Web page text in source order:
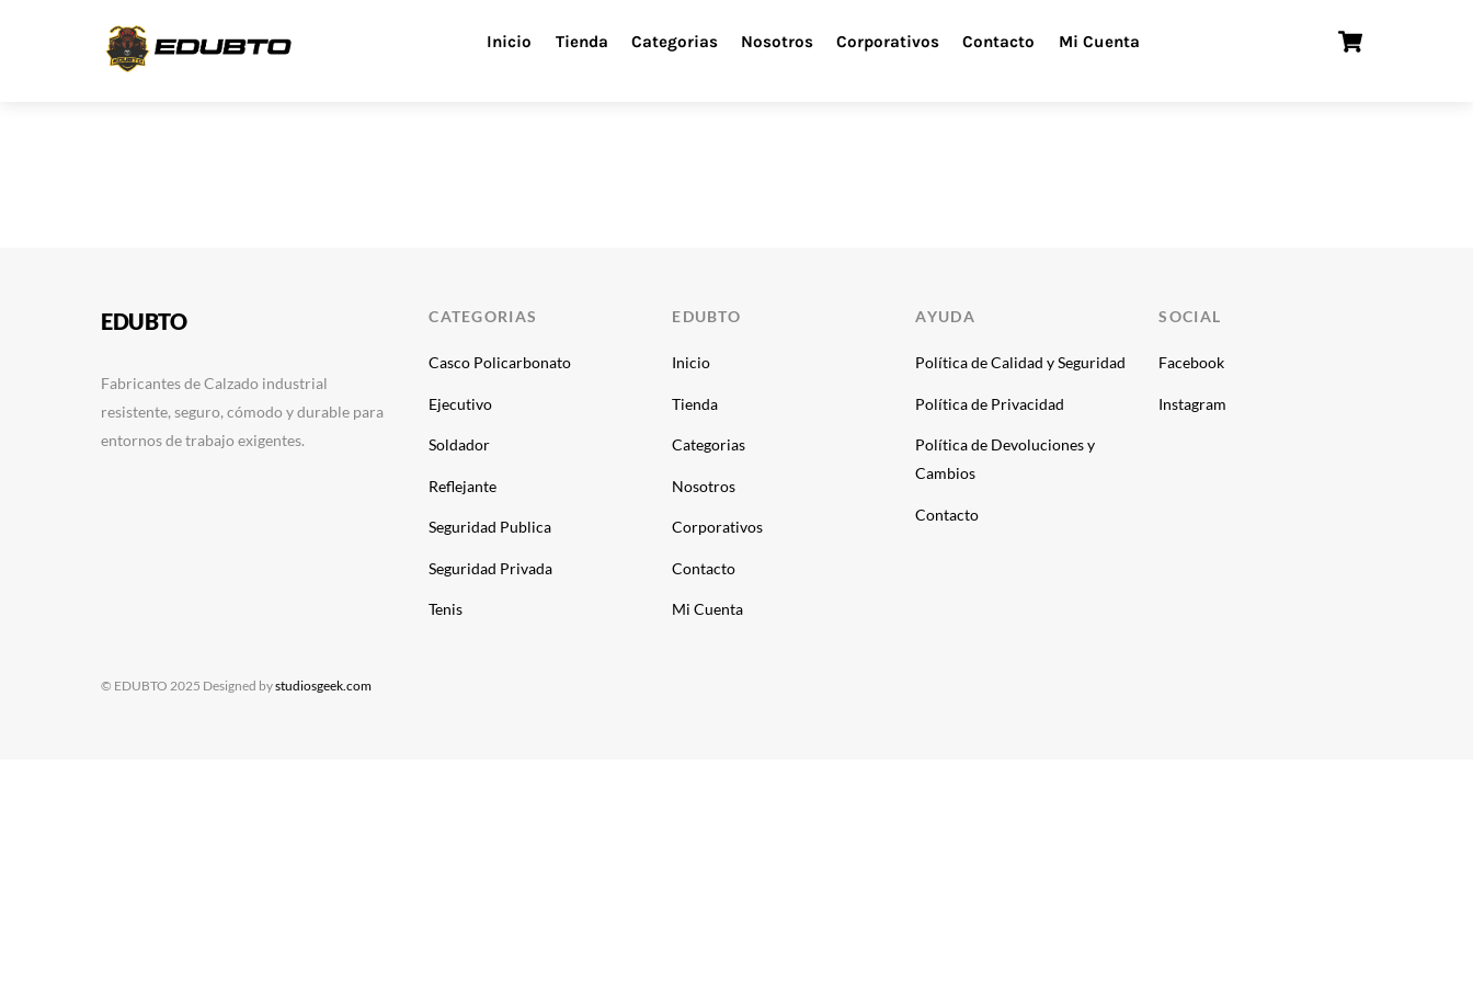
Inicio Tienda Categorias Nosotros Corporativos Contacto Mi Cuenta
EDUBTO
Fabricantes de Calzado industrial
resistente, seguro, cómodo y durable para
entornos de trabajo exigentes.
CATEGORIAS
Casco Policarbonato
Ejecutivo
Soldador
Reflejante
Seguridad Publica
Seguridad Privada
Tenis
EDUBTO
Inicio
Tienda
Categorias
Nosotros
Corporativos
Contacto
Mi Cuenta
AYUDA
Política de Calidad y Seguridad
Política de Privacidad
Política de Devoluciones y
Cambios
Contacto
SOCIAL
Facebook
Instagram
© EDUBTO 2025 Designed bystudiosgeek.com